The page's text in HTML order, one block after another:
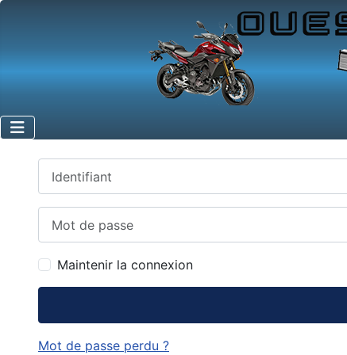
Maintenir la connexion
Mot de passe perdu ?